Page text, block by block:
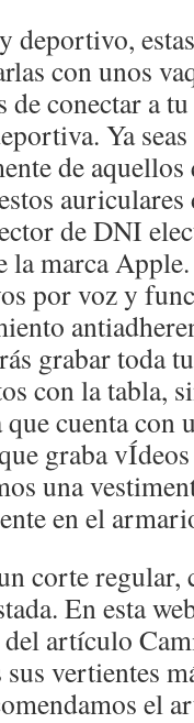
deportivo,
con unos
de conectar a
Ya
de aquellos
de DNI
marca
por voz y
grabar toda
con la tabla,
que cuenta con
graba
una
en el
corte regular,
En esta
artículo
vertientes
el